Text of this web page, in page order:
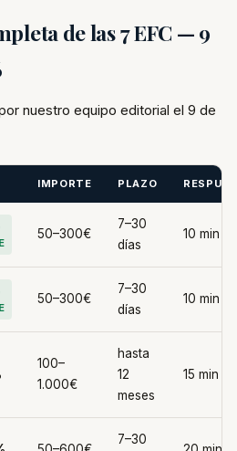
de las 7 EFC — 9
nuestro equipo editorial el 9 de
IMPORTE PLAZO
50–300€
7–30
días
10 min
50–300€
7–30
días
10 min
100–
1.000€
hasta
12
meses
15 min
7–30